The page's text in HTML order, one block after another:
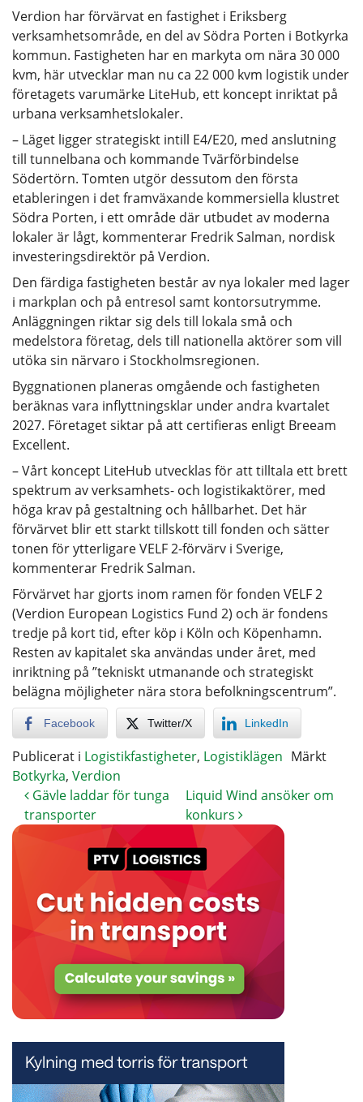
Verdion har förvärvat en fastighet i Eriksberg
verksamhetsområde, en del av Södra Porten i Botkyrka
kommun. Fastigheten har en markyta om nära 30 000
kvm, här utvecklar man nu ca 22 000 kvm logistik under
företagets varumärke LiteHub, ett koncept inriktat på
urbana verksamhetslokaler.
– Läget ligger strategiskt intill E4/E20, med anslutning
till tunnelbana och kommande Tvärförbindelse
Södertörn. Tomten utgör dessutom den första
etableringen i det framväxande kommersiella klustret
Södra Porten, i ett område där utbudet av moderna
lokaler är lågt, kommenterar Fredrik Salman, nordisk
investeringsdirektör på Verdion.
Den färdiga fastigheten består av nya lokaler med lager
i markplan och på entresol samt kontorsutrymme.
Anläggningen riktar sig dels till lokala små och
medelstora företag, dels till nationella aktörer som vill
utöka sin närvaro i Stockholmsregionen.
Byggnationen planeras omgående och fastigheten
beräknas vara inflyttningsklar under andra kvartalet
2027. Företaget siktar på att certifieras enligt Breeam
Excellent.
– Vårt koncept LiteHub utvecklas för att tilltala ett brett
spektrum av verksamhets- och logistikaktörer, med
höga krav på gestaltning och hållbarhet. Det här
förvärvet blir ett starkt tillskott till fonden och sätter
tonen för ytterligare VELF 2-förvärv i Sverige,
kommenterar Fredrik Salman.
Förvärvet har gjorts inom ramen för fonden VELF 2
(Verdion European Logistics Fund 2) och är fondens
tredje på kort tid, efter köp i Köln och Köpenhamn.
Resten av kapitalet ska användas under året, med
inriktning på ”tekniskt utmanande och strategiskt
belägna möjligheter nära stora befolkningscentrum”.
Facebook Twitter/X LinkedIn
Publicerat i Logistikfastigheter, Logistiklägen Märkt
Botkyrka, Verdion
Gävle laddar för tunga
transporter
Liquid Wind ansöker om
konkurs